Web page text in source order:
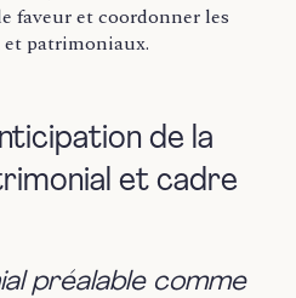
faveur et coordonner les
et patrimoniaux.
de la
et cadre
préalable comme